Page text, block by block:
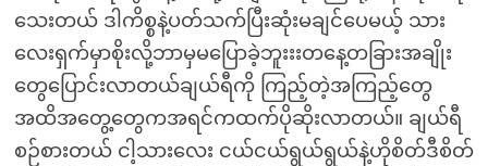
သေးတယ် ဒါကိစ္စနဲ့ပတ်သက်ပြီးဆုံးမချင်ပေမယ့် သား
လေးရှက်မှာစိုးလို့ဘာမှမပြောခဲ့ဘူးးးတနေ့တခြားအချိုး
တွေပြောင်းလာတယ်ချယ်ရီကို ကြည့်တဲ့အကြည့်တွေ
အထိအတွေ့တွေကအရင်ကထက်ပိုဆိုးလာတယ်။ ချယ်ရီ
စဉ်စားတယ် ငါ့သားလေး ငယ်ငယ်ရွယ်ရွယ်နဲ့ဟိုစိတ်ဒီစိတ်